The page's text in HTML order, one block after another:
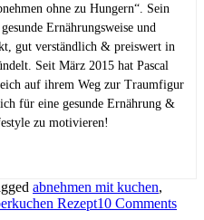
ohne zu Hungern“. Sein
Ernährungsweise und
gut verständlich & preiswert in
Seit März 2015 hat Pascal
auf ihrem Weg zur Traumfigur
für eine gesunde Ernährung &
zu motivieren!
abnehmen mit kuchen,
Rezept10 Comments